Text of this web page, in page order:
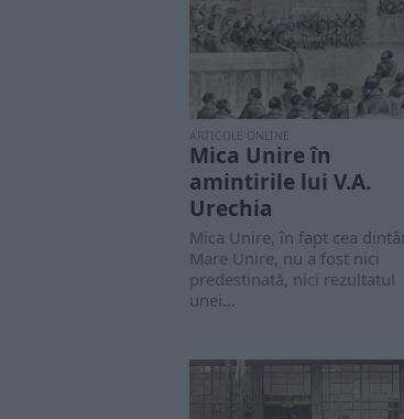
ARTICOLE ONLINE
Mica Unire în
amintirile lui V.A.
Urechia
Mica Unire, în fapt cea dintâi
Mare Unire, nu a fost nici
predestinată, nici rezultatul
unei...